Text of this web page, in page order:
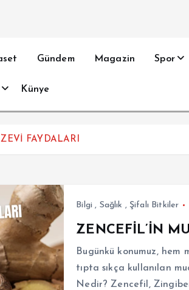
Gündem Magazin Spor
Künye
FAYDALARI
Bilgi , Sağlık , Şifalı Bitkiler
ZENCEFİL’İN
Bugünkü konumuz,
tıpta sıkça kullanılan
Nedir? Zencefil,